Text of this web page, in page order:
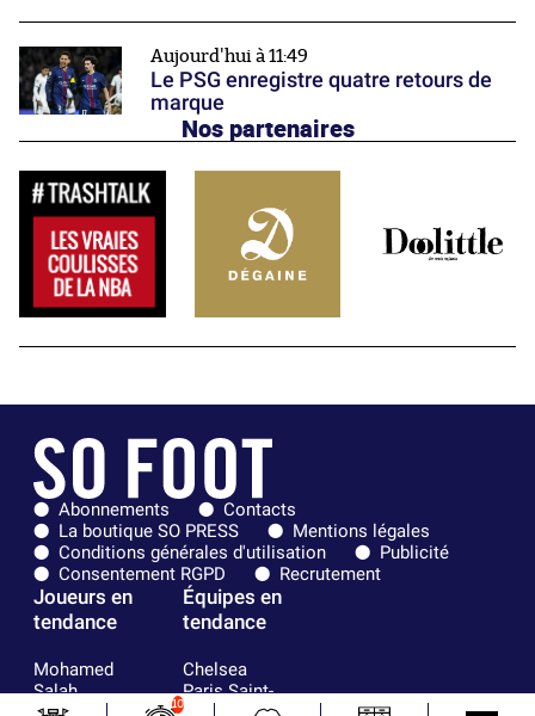
Aujourd'hui à 11:49
Le PSG enregistre quatre retours de
marque
Nos partenaires
Abonnements
Contacts
La boutique SO PRESS
Mentions légales
Conditions générales d'utilisation
Publicité
Consentement RGPD
Recrutement
Joueurs en
tendance
Mohamed
Salah
Équipes en
tendance
Chelsea
Paris Saint-
10